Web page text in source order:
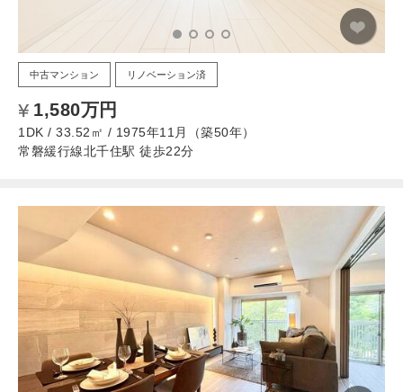
中古マンション リノベーション済
1,580万円
1DK / 33.52㎡ / 1975年11月（築50年）
常磐緩行線北千住駅 徒歩22分